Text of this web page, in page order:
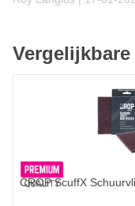
CROP ScuffX